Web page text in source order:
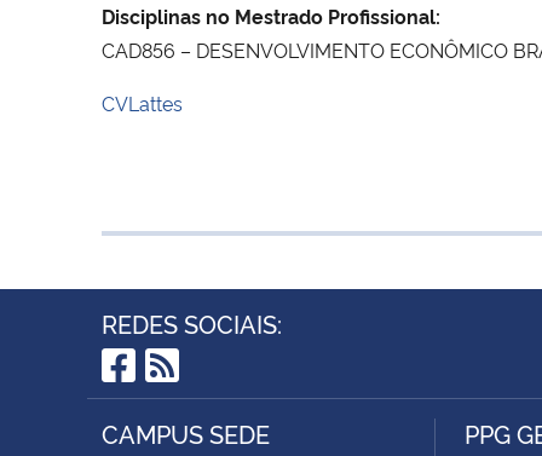
Disciplinas no Mestrado Profissional:
CAD856 – DESENVOLVIMENTO ECONÔMICO
CVLattes
REDES SOCIAIS:
Facebook
RSS
CAMPUS SEDE PPG